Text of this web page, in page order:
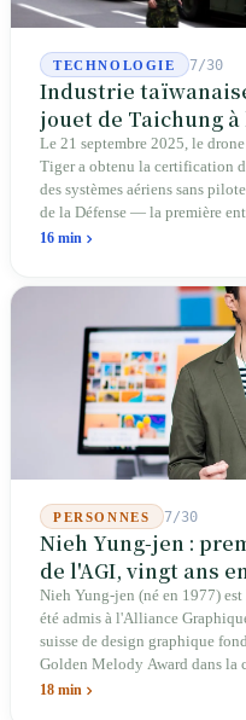
TECHNOLOGIE 7/30
Industrie
jouet de Taichung
d'entrée pour
Le 21 septembre 2025, le
Tiger a obtenu la certification
des systèmes aériens sans
de la Défense — la première
Sur les 39 plateformes de
Act pour établir un passage
simple existence de ce projet
trop lentement, au point que
abaisser les barrières. Une
télécommandés depuis 46 ans
deuxième usine dans l'Ohio.
16 min
PERSONNES 7/30
Nieh Yung-jen :
de l'AGI, vingt ans
et systèmes
Nieh Yung-jen (né en 1977)
été admis à l'Alliance
suisse de design graphique
Golden Melody Award dans la
a conçu des couvertures pour
18 min